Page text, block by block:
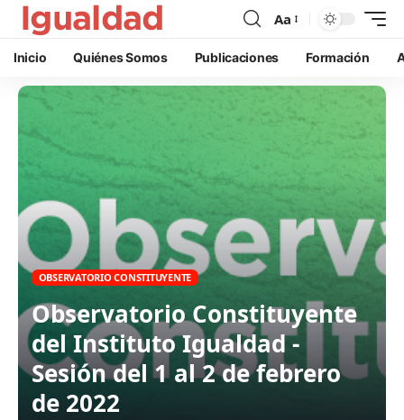
Aa
Inicio Quiénes Somos Publicaciones Formación
OBSERVATORIO CONSTITUYENTE
Observatorio Constituyente
del Instituto Igualdad -
Sesión del 1 al 2 de febrero
de 2022